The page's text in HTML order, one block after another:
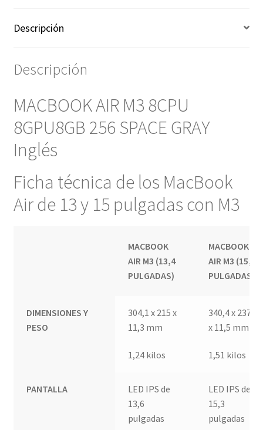
Descripción
Descripción
MACBOOK AIR M3 8CPU
8GPU8GB 256 SPACE GRAY
Inglés
Ficha técnica de los MacBook
Air de 13 y 15 pulgadas con M3
MACBOOK
AIR M3 (13,4
PULGADAS)
MACBOOK
AIR M3 (15,3
PULGADAS)
DIMENSIONES Y
PESO
304,1 x 215 x
11,3 mm
1,24 kilos
340,4 x 237,6
x 11,5 mm
1,51 kilos
PANTALLA
LED IPS de
13,6
pulgadas
LED IPS de
15,3
pulgadas